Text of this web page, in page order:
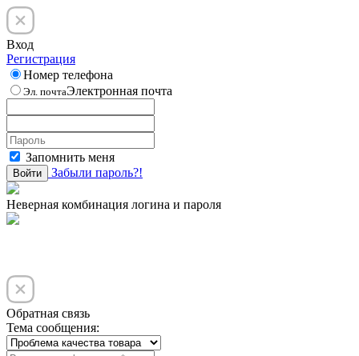
Вход
Регистрация
Номер телефона
Эл. почтаЭлектронная почта
Запомнить меня
Войти Забыли пароль?!
Неверная комбинация логина и пароля
Обратная связь
Тема сообщения: